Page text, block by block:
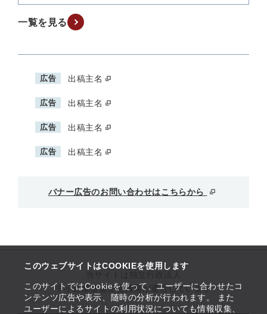
このウェブサイトはCOOKIEを使用します
このサイトではCookieを使って、ユーザーに合わせたコ
ンテンツ広告や表示、随時の分析が行われます。 また
ユーザーによるサイトの利用状況についても情報収集、
一覧を見る
広告 出稿主名
広告 出稿主名
広告 出稿主名
広告 出稿主名
バナー広告のお問い合わせはこちらから
中小企業基盤整備機構が運営しています